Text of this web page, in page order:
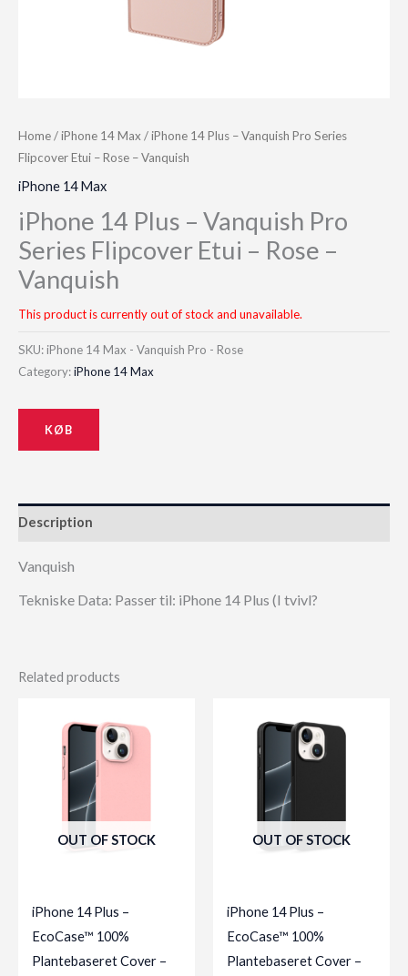
Home/iPhone 14 Max / iPhone 14 Plus – Vanquish Pro Series
Flipcover Etui – Rose – Vanquish
iPhone 14 Max
iPhone 14 Plus – Vanquish Pro
Series Flipcover Etui – Rose –
Vanquish
This product is currently out of stock and unavailable.
SKU: iPhone 14 Max - Vanquish Pro - Rose
Category:iPhone 14 Max
KØB
Description
Vanquish
Tekniske Data: Passer til: iPhone 14 Plus (I tvivl?
Related products
OUT OF STOCK
iPhone 14 Plus –
EcoCase™ 100%
Plantebaseret Cover –
OUT OF STOCK
iPhone 14 Plus –
EcoCase™ 100%
Plantebaseret Cover –